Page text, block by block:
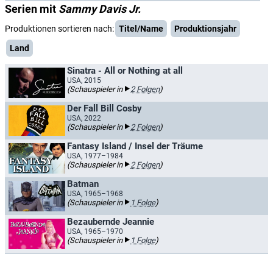
Serien mit Sammy Davis Jr.
Produktionen sortieren nach: Titel/Name
Produktionsjahr
Land
Sinatra - All or Nothing at all
USA, 2015
(Schauspieler in 2 Folgen)
Der Fall Bill Cosby
USA, 2022
(Schauspieler in 2 Folgen)
Fantasy Island / Insel der Träume
USA, 1977–1984
(Schauspieler in 2 Folgen)
Batman
USA, 1965–1968
(Schauspieler in 1 Folge)
Bezaubernde Jeannie
USA, 1965–1970
(Schauspieler in 1 Folge)